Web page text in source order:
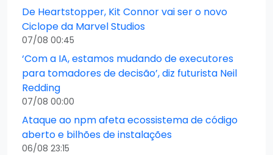
De Heartstopper, Kit Connor vai ser o novo
Ciclope da Marvel Studios
07/08 00:45
‘Com a IA, estamos mudando de executores
para tomadores de decisão’, diz futurista Neil
Redding
07/08 00:00
Ataque ao npm afeta ecossistema de código
aberto e bilhões de instalações
06/08 23:15